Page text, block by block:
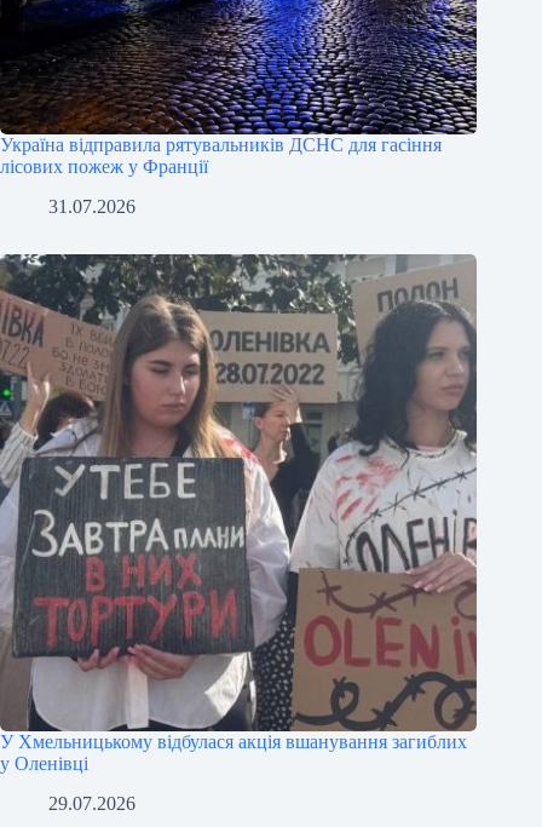
Україна відправила рятувальників ДСНС для гасіння
лісових пожеж у Франції
31.07.2026
У Хмельницькому відбулася акція вшанування загиблих
у Оленівці
29.07.2026